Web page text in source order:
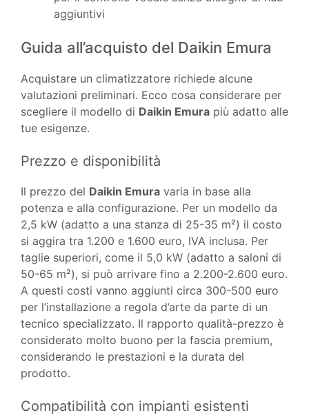
aggiuntivi
Guida all’acquisto del Daikin Emura
Acquistare un climatizzatore richiede alcune
valutazioni preliminari. Ecco cosa considerare per
scegliere il modello di Daikin Emura più adatto alle
tue esigenze.
Prezzo e disponibilità
Il prezzo del Daikin Emura varia in base alla
potenza e alla configurazione. Per un modello da
2,5 kW (adatto a una stanza di 25-35 m²) il costo
si aggira tra 1.200 e 1.600 euro, IVA inclusa. Per
taglie superiori, come il 5,0 kW (adatto a saloni di
50-65 m²), si può arrivare fino a 2.200-2.600 euro.
A questi costi vanno aggiunti circa 300-500 euro
per l’installazione a regola d’arte da parte di un
tecnico specializzato. Il rapporto qualità-prezzo è
considerato molto buono per la fascia premium,
considerando le prestazioni e la durata del
prodotto.
Compatibilità con impianti esistenti